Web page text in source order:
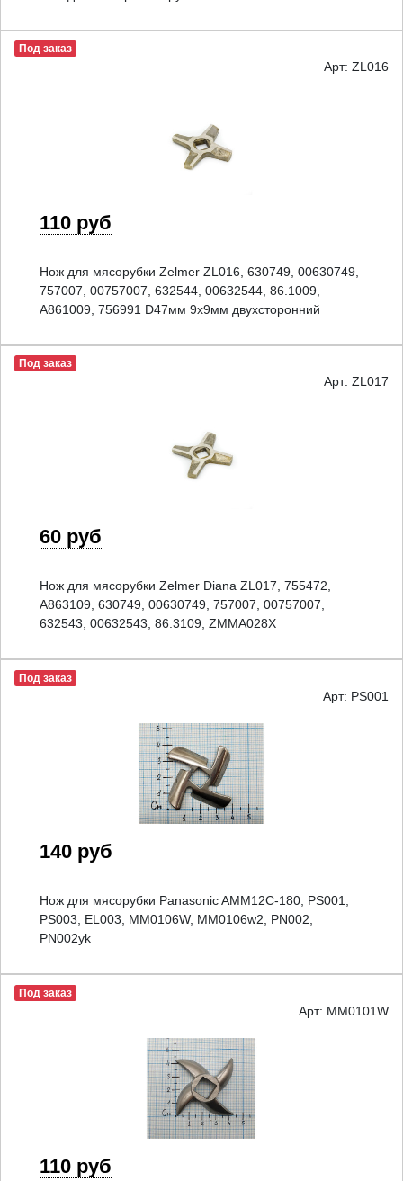
Под заказ
Арт: ZL016
110 руб
Нож для мясорубки Zelmer ZL016, 630749, 00630749,
757007, 00757007, 632544, 00632544, 86.1009,
A861009, 756991 D47мм 9x9мм двухсторонний
Под заказ
Арт: ZL017
60 руб
Нож для мясорубки Zelmer Diana ZL017, 755472,
A863109, 630749, 00630749, 757007, 00757007,
632543, 00632543, 86.3109, ZMMA028X
Под заказ
Арт: PS001
140 руб
Нож для мясорубки Panasonic AMM12C-180, PS001,
PS003, EL003, MM0106W, MM0106w2, PN002,
PN002yk
Под заказ
Арт: MM0101W
110 руб